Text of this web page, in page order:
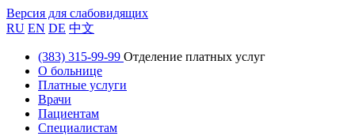
Версия для слабовидящих
RU EN DE 中文
(383) 315-99-99 Отделение платных услуг
О больнице
Платные услуги
Врачи
Пациентам
Специалистам